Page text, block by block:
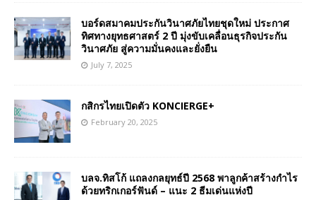
บอร์ดสมาคมประกันวินาศภัยไทยชุดใหม่ ประกาศ
ทิศทางยุทธศาสตร์ 2 ปี มุ่งขับเคลื่อนธุรกิจประกัน
วินาศภัย สู่ความมั่นคงและยั่งยืน
July 7, 2025
กสิกรไทยเปิดตัว KONCIERGE+
February 20, 2025
บลจ.ทิสโก้ แถลงกลยุทธ์ปี 2568 พาลูกค้าสร้างกำไร
ด้วยทริกเกอร์ฟันด์ – แนะ 2 ธีมเด่นแห่งปี